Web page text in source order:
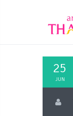
25
JUN